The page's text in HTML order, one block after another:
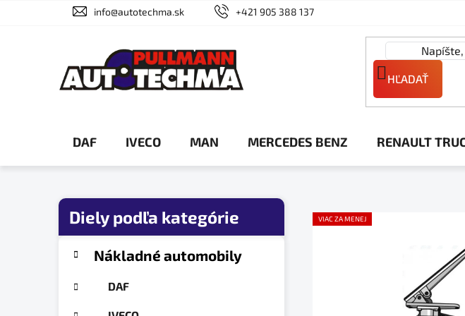
info@autotechma.sk +421 905 388 137
HĽADAŤ
DAF IVECO MAN MERCEDES BENZ RENAULT
B
kategórieNákladné automobily
DAF
VIAC ZA MENEJ